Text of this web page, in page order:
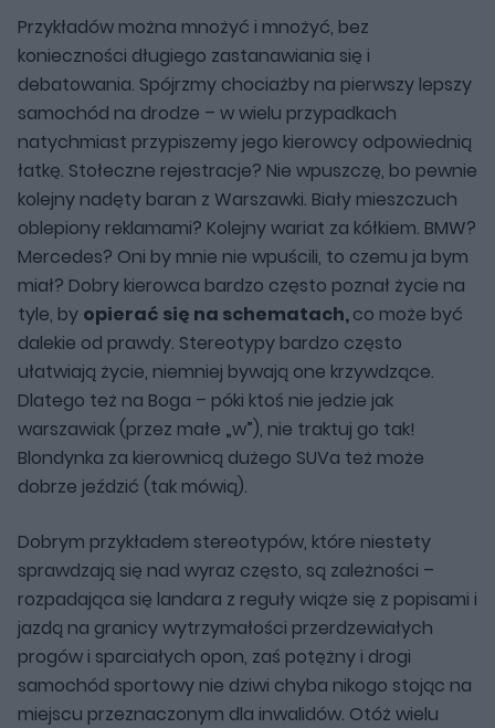
Przykładów można mnożyć i mnożyć, bez
konieczności długiego zastanawiania się i
debatowania. Spójrzmy chociażby na pierwszy lepszy
samochód na drodze – w wielu przypadkach
natychmiast przypiszemy jego kierowcy odpowiednią
łatkę. Stołeczne rejestracje? Nie wpuszczę, bo pewnie
kolejny nadęty baran z Warszawki. Biały mieszczuch
oblepiony reklamami? Kolejny wariat za kółkiem. BMW?
Mercedes? Oni by mnie nie wpuścili, to czemu ja bym
miał? Dobry kierowca bardzo często poznał życie na
tyle, by opierać się na schematach,co może być
dalekie od prawdy. Stereotypy bardzo często
ułatwiają życie, niemniej bywają one krzywdzące.
Dlatego też na Boga – póki ktoś nie jedzie jak
warszawiak (przez małe „w”), nie traktuj go tak!
Blondynka za kierownicą dużego SUVa też może
dobrze jeździć (tak mówią).
Dobrym przykładem stereotypów, które niestety
sprawdzają się nad wyraz często, są zależności –
rozpadająca się landara z reguły wiąże się z popisami i
jazdą na granicy wytrzymałości przerdzewiałych
progów i sparciałych opon, zaś potężny i drogi
samochód sportowy nie dziwi chyba nikogo stojąc na
miejscu przeznaczonym dla inwalidów. Otóż wielu